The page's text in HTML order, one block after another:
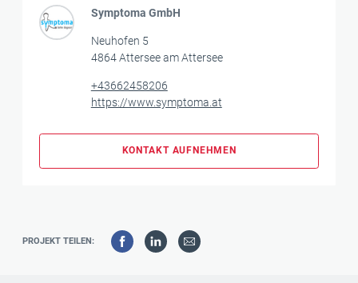
Symptoma GmbH
Neuhofen 5
4864 Attersee am Attersee
+43662458206
https://www.symptoma.at
KONTAKT AUFNEHMEN
PROJEKT TEILEN: